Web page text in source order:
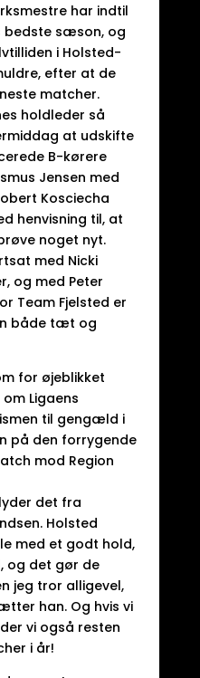
har indtil
bedste sæson, og
i Holsted-
efter at de
matcher.
holdleder så
at udskifte
B-kørere
Jensen med
Kosciecha
henvisning til, at
noget nyt.
med Nicki
og med Peter
Team Fjelsted er
både tæt og
for øjeblikket
Ligaens
til gengæld i
på den forrygende
mod Region
det fra
Holsted
med et godt hold,
og det gør de
jeg tror alligevel,
han. Og hvis vi
vi også resten
i år!